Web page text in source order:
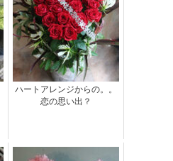
ハートアレンジからの。。
恋の思い出？